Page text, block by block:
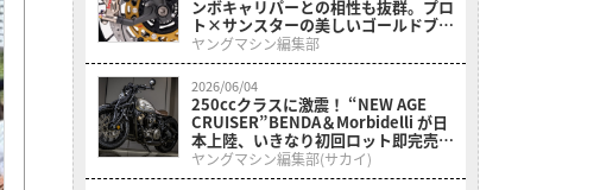
ンボキャリパーとの相性も抜群。プロ
ト×サンスターの美しいゴールドブレ
ーキディスクが登場
ヤングマシン編集部
2026/06/04
250ccクラスに激震！ “NEW AGE
CRUISER”BENDA＆Morbidelli が日
本上陸、いきなり初回ロット即完売
ッ!!次回入荷は7月予定だ
ヤングマシン編集部(サカイ)